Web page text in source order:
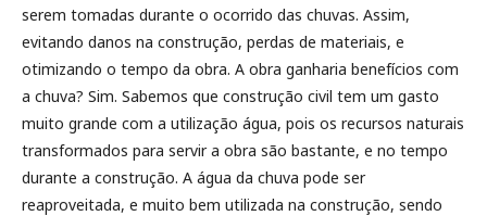
serem tomadas durante o ocorrido das chuvas. Assim,
evitando danos na construção, perdas de materiais, e
otimizando o tempo da obra. A obra ganharia benefícios com
a chuva? Sim. Sabemos que construção civil tem um gasto
muito grande com a utilização água, pois os recursos naturais
transformados para servir a obra são bastante, e no tempo
durante a construção. A água da chuva pode ser
reaproveitada, e muito bem utilizada na construção, sendo